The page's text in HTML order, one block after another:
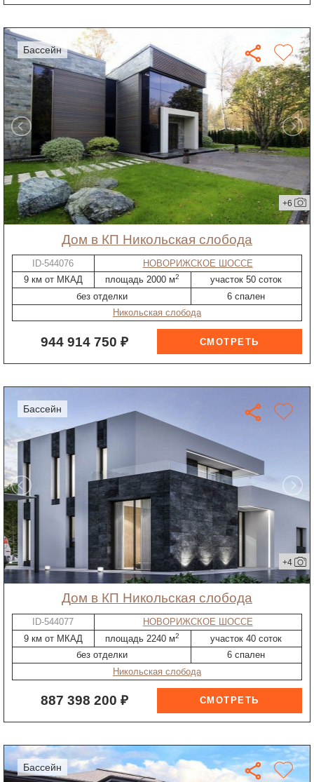
бассейн
+6
дом в КП Никольская слобода
ID-544076
НОВОРИЖСКОЕ ШОССЕ
9 км от МКАД
площадь 2000 м2
участок 50 соток
без отделки
6 спален
Никольская слобода
944 914 750 ₽
бассейн
+4
дом в КП Никольская слобода
ID-544077
НОВОРИЖСКОЕ ШОССЕ
9 км от МКАД
площадь 2240 м2
участок 40 соток
без отделки
6 спален
Никольская слобода
887 398 200 ₽
бассейн